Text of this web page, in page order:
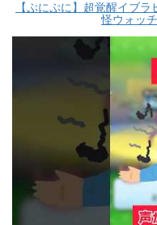
【ぷにぷに】超覚醒イブ
怪ウォッ